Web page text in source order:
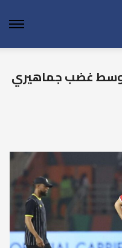
وسط غضب جماهيري